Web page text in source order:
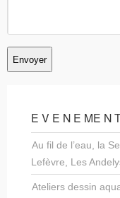
E V E N E ME N
Au fil de l’eau, la
Lefèvre, Les
Ateliers dessin